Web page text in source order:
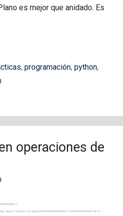
es mejor que anidado. Es
, programación, python,
operaciones de